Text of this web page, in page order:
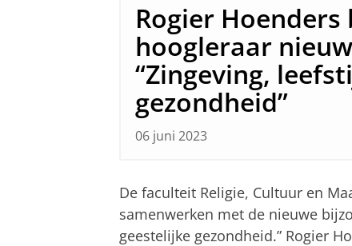
Rogier
hoogleraar
“Zingeving,
gezondheid”
06 juni 2023
De faculteit Religie, Cultuur en
samenwerken met de nieuwe
geestelijke gezondheid.” Rogier